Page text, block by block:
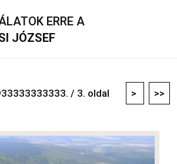
ERRE A
JÓZSEF
/ 3. oldal > >>